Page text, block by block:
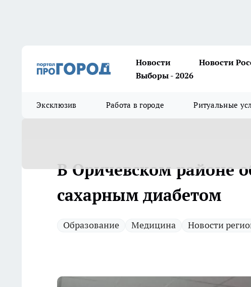
Новости Новости
Выборы - 2026
Эксклюзив Работа в городе Ритуальные
В Оричевском районе
сахарным диабетом
Образование Медицина Новости